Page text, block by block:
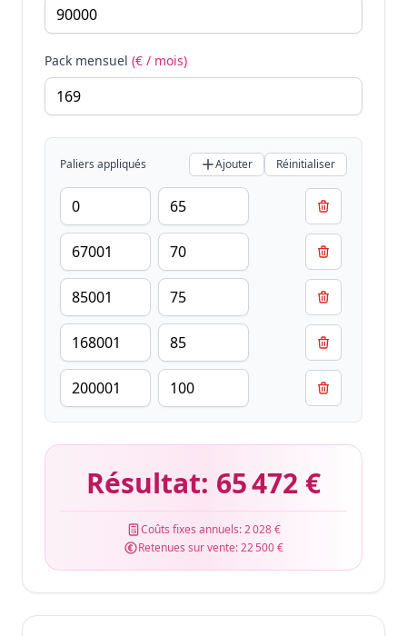
Pack mensuel (€ / mois)
Paliers appliqués Ajouter Réinitialiser
Résultat: 65 472 €
Coûts fixes annuels:2 028 €
Retenues sur vente:22 500 €